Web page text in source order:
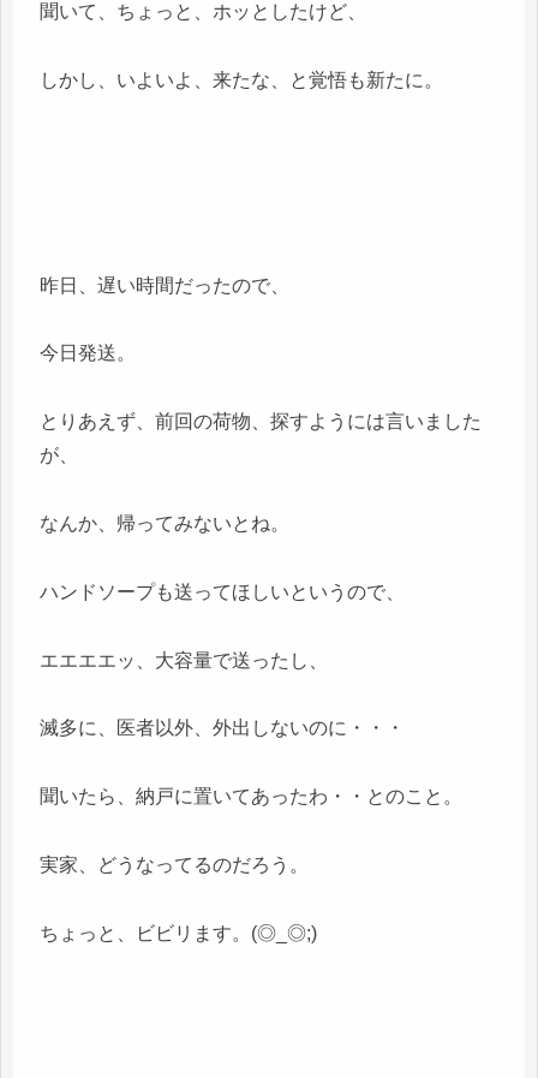
聞いて、ちょっと、ホッとしたけど、
しかし、いよいよ、来たな、と覚悟も新たに。
昨日、遅い時間だったので、
今日発送。
とりあえず、前回の荷物、探すようには言いました
が、
なんか、帰ってみないとね。
ハンドソープも送ってほしいというので、
エエエエッ、大容量で送ったし、
滅多に、医者以外、外出しないのに・・・
聞いたら、納戸に置いてあったわ・・とのこと。
実家、どうなってるのだろう。
ちょっと、ビビリます。(◎_◎;)